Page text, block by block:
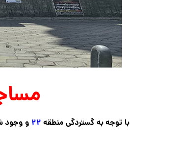
مساجد
با توجه به گستردگی منطقه ۲۲ و وجود